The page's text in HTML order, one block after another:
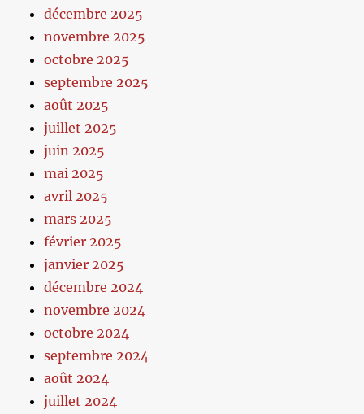
décembre 2025
novembre 2025
octobre 2025
septembre 2025
août 2025
juillet 2025
juin 2025
mai 2025
avril 2025
mars 2025
février 2025
janvier 2025
décembre 2024
novembre 2024
octobre 2024
septembre 2024
août 2024
juillet 2024